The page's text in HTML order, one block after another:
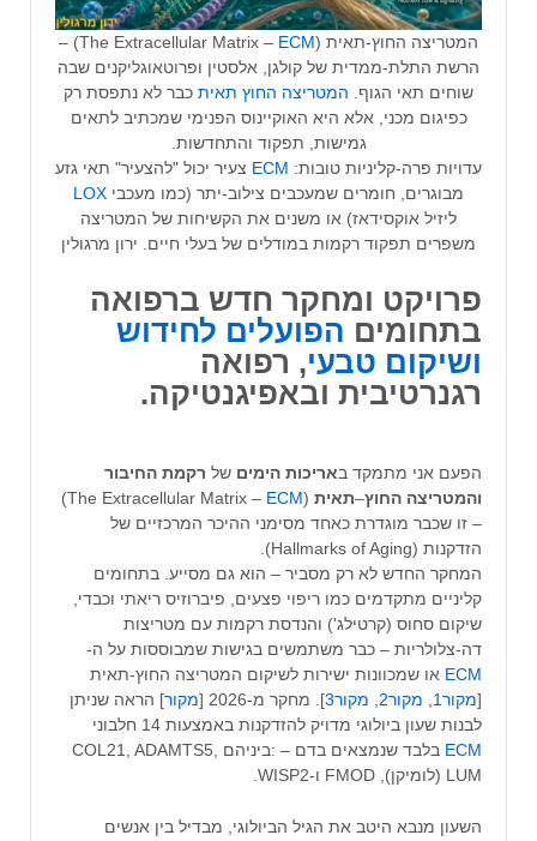
המטריצה החוץ-תאית (The Extracellular Matrix –ECM
) –
הרשת התלת-ממדית של קולגן, אלסטין ופרוטאוגליקנים שבה
שוחים תאי הגוף. המטריצה החוץ תאית כבר לא נתפסת רק
כפיגום מכני, אלא היא האוקיינוס הפנימי שמכתיב לתאים
גמישות, תפקוד והתחדשות.
עדויות פרה-קליניות טובות: ECM צעיר יכול "להצעיר" תאי גזע
מבוגרים, חומרים שמעכבים צילוב-יתר (כמו מעכבי LOX
ליזיל אוקסידאז) או משנים את הקשיחות של המטריצה
משפרים תפקוד רקמות במודלים של בעלי חיים. ירון מרגולין
פרויקט ומחקר חדש ברפואה
בתחומים הפועלים לחידוש
ושיקום טבעי, רפואה
רגנרטיבית ובאפיגנטיקה.
הפעם אני מתמקד באריכות הימים של רקמת החיבור
והמטריצה החוץ–תאית (The Extracellular Matrix –
ECM
)
– זו שכבר מוגדרת כאחד מסימני ההיכר המרכזיים של
הזדקנות (Hallmarks of Aging).
המחקר החדש לא רק מסביר – הוא גם מסייע. בתחומים
קליניים מתקדמים כמו ריפוי פצעים, פיברוזיס ריאתי וכבדי,
שיקום סחוס (קרטילג') והנדסת רקמות עם מטריצות
דה-צלולריות – כבר משתמשים בגישות שמבוססות על ה-
ECM או שמכוונות ישירות לשיקום המטריצה החוץ-תאית
[מקור1 מקור2 מקור3 ]. מחקר מ-2026 [ מקור] הראה שניתן
לבנות שעון ביולוגי מדויק להזדקנות באמצעות 14 חלבוני
ECM
בלבד שנמצאים בדם – :ביניהם COL21, ADAMTS5,
LUM (לומיקן), FMOD ו-WISP2.
השעון מנבא היטב את הגיל הביולוגי, מבדיל בין אנשים